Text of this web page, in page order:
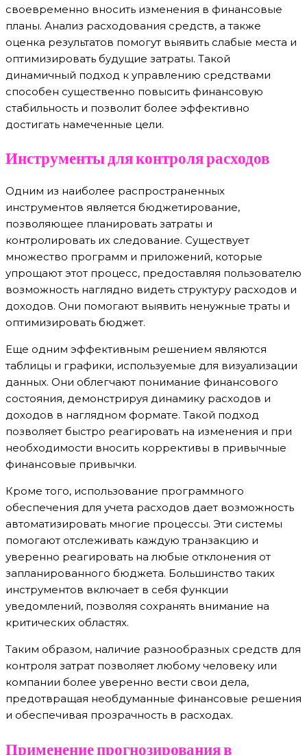
своевременно вносить изменения в финансовые
планы. Анализ расходования средств, а также
оценка результатов помогут выявить слабые места и
оптимизировать будущие затраты. Такой
динамичный подход к управлению средствами
способен существенно повысить финансовую
стабильность и позволит более эффективно
достигать намеченные цели.
Инструменты для контроля расходов
Одним из наиболее распространенных
инструментов является бюджетирование,
позволяющее планировать затраты и
контролировать их следование. Существует
множество программ и приложений, которые
упрощают этот процесс, предоставляя пользователю
возможность наглядно видеть структуру расходов и
доходов. Они помогают выявить ненужные траты и
оптимизировать бюджет.
Еще одним эффективным решением являются
таблицы и графики, используемые для визуализации
данных. Они облегчают понимание финансового
состояния, демонстрируя динамику расходов и
доходов в наглядном формате. Такой подход
позволяет быстро реагировать на изменения и при
необходимости вносить коррективы в привычные
финансовые привычки.
Кроме того, использование программного
обеспечения для учета расходов дает возможность
автоматизировать многие процессы. Эти системы
помогают отслеживать каждую транзакцию и
уверенно реагировать на любые отклонения от
запланированного бюджета. Большинство таких
инструментов включает в себя функции
уведомлений, позволяя сохранять внимание на
критических областях.
Таким образом, наличие разнообразных средств для
контроля затрат позволяет любому человеку или
компании более уверенно вести свои дела,
предотвращая необдуманные финансовые решения
и обеспечивая прозрачность в расходах.
Применение прогнозирования в